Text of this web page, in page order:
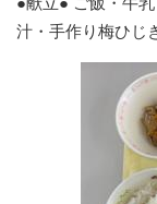
汁・手作り梅ひじ